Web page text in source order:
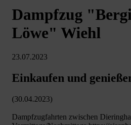
Dampfzug
Löwe" Wiehl
23.07.2023
Einkaufen und
(30.04.2023)
Dampfzugfahrten zwischen